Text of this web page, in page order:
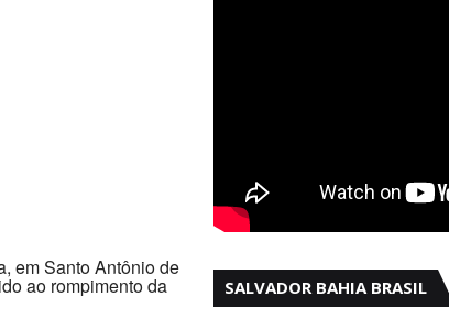
em Santo Antônio de
ao rompimento da SALVADOR BAHIA BRASIL